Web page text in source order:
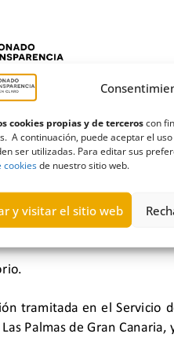
cookies propias y de terceroscon
A continuación, puede aceptar el
ser utilizadas. Para editar sus
cookiesde nuestro sitio web.
y visitar el sitio web